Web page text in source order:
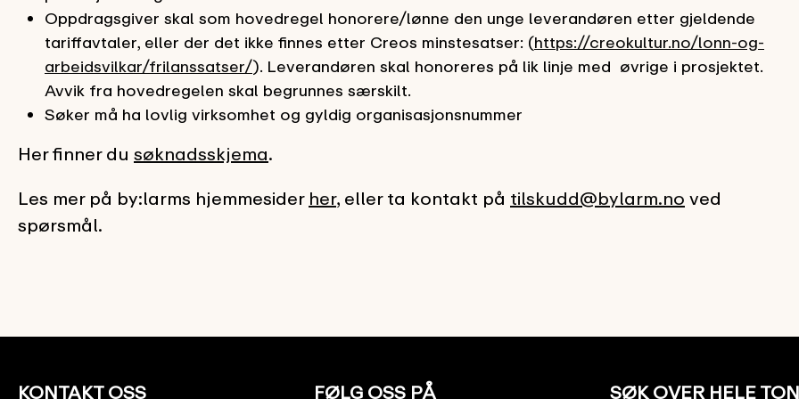
Oppdragsgiver skal som hovedregel honorere/lønne den unge leverandøren etter gjeldende
tariffavtaler, eller der det ikke finnes etter Creos minstesatser: (https://creokultur.no/lonn-og-
arbeidsvilkar/frilanssatser/). Leverandøren skal honoreres på lik linje med øvrige i prosjektet.
Avvik fra hovedregelen skal begrunnes særskilt.
Søker må ha lovlig virksomhet og gyldig organisasjonsnummer
Her finner du søknadsskjema.
Les mer på by:larms hjemmesider her, eller ta kontakt på tilskudd@bylarm.no ved
spørsmål.
KONTAKT OSS FØLG OSS PÅ SØK OVER HELE